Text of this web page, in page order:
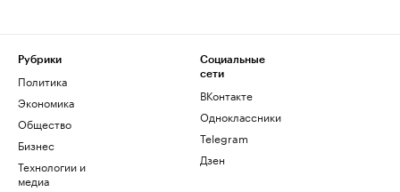
Рубрики
Политика
Экономика
Общество
Бизнес
Технологии и
медиа
Социальные
сети
ВКонтакте
Одноклассники
Telegram
Дзен